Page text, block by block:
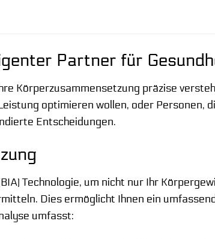
Partner für
Körperzusammensetzung präzise
optimieren wollen, oder Personen,
Entscheidungen.
Technologie, um nicht nur Ihr
Dies ermöglicht Ihnen ein
umfasst: